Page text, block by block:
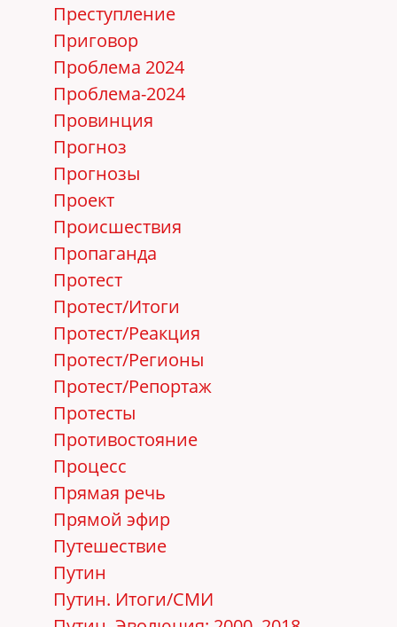
Преступление
Приговор
Проблема 2024
Проблема-2024
Провинция
Прогноз
Прогнозы
Проект
Происшествия
Пропаганда
Протест
Протест/Итоги
Протест/Реакция
Протест/Регионы
Протест/Репортаж
Протесты
Противостояние
Процесс
Прямая речь
Прямой эфир
Путешествие
Путин
Путин. Итоги/СМИ